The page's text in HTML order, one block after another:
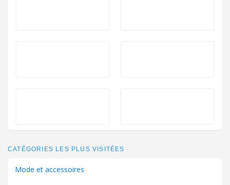
CATÉGORIES LES PLUS VISITÉES
Mode et accessoires